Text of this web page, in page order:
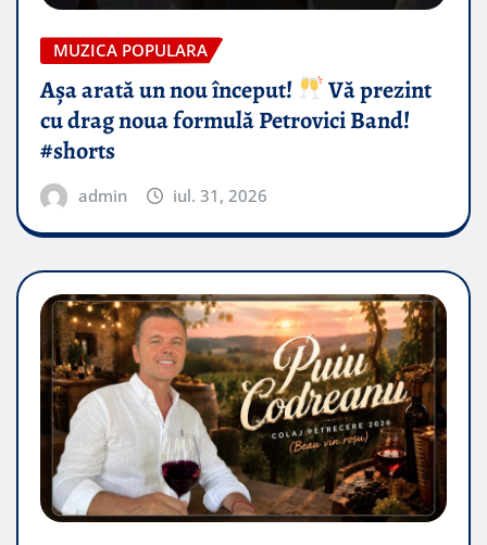
MUZICA POPULARA
Așa arată un nou început!
Vă prezint
cu drag noua formulă Petrovici Band!
#shorts
admin iul. 31, 2026